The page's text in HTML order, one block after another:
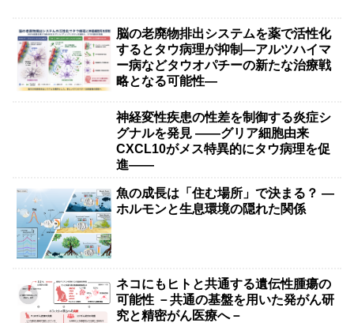
脳の老廃物排出システムを薬で活性化
するとタウ病理が抑制―アルツハイマ
ー病などタウオパチーの新たな治療戦
略となる可能性―
神経変性疾患の性差を制御する炎症シ
グナルを発見 ――グリア細胞由来
CXCL10がメス特異的にタウ病理を促
進――
魚の成長は「住む場所」で決まる？ ―
ホルモンと生息環境の隠れた関係
ネコにもヒトと共通する遺伝性腫瘍の
可能性 －共通の基盤を用いた発がん研
究と精密がん医療へ－